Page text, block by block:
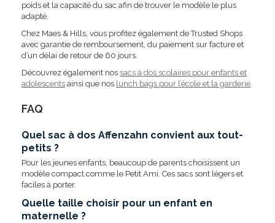
poids et la capacité du sac afin de trouver le modèle le plus
adapté.
Chez Maes & Hills, vous profitez également de Trusted Shops
avec garantie de remboursement, du paiement sur facture et
d’un délai de retour de 60 jours.
Découvrez également nos sacs à dos scolaires pour enfants et
adolescents ainsi que nos lunch bags pour l’école et la garderie.
FAQ
Quel sac à dos Affenzahn convient aux tout-
petits ?
Pour les jeunes enfants, beaucoup de parents choisissent un
modèle compact comme le Petit Ami. Ces sacs sont légers et
faciles à porter.
Quelle taille choisir pour un enfant en
maternelle ?